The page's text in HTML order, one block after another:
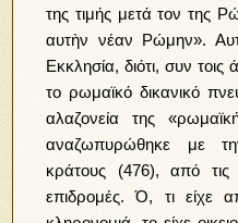
της τιμής μετά τον της
αυτὴν νέαν Ρώμην».
Εκκλησία, διότι, συν τοις
το ρωμαϊκό δικανικό
αλαζονεία της
αναζωπυρώθηκε με
κράτους (476), από τις
επιδρομές. Ό, τι είχε